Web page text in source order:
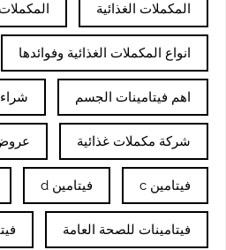
المكملات الغذائية المكملات
انواع المكملات الغذائية وفوائدها
اهم فيتامينات الجسم
شركة مكملات غذائية
فيتامين c فيتامين d
فيتامينات للصحة العامة